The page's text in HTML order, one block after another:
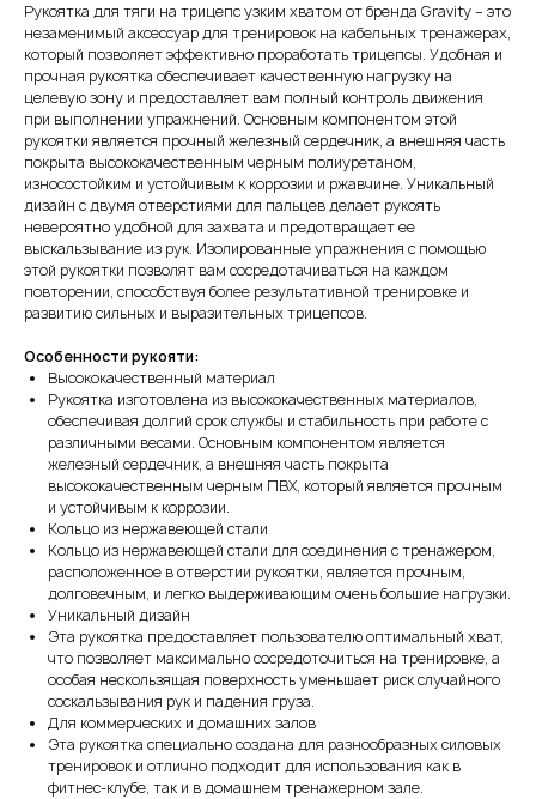
Рукоятка для тяги на трицепс узким хватом от бренда Gravity – это
незаменимый аксессуар для тренировок на кабельных тренажерах,
который позволяет эффективно проработать трицепсы. Удобная и
прочная рукоятка обеспечивает качественную нагрузку на
целевую зону и предоставляет вам полный контроль движения
при выполнении упражнений. Основным компонентом этой
рукоятки является прочный железный сердечник, а внешняя часть
покрыта высококачественным черным полиуретаном,
износостойким и устойчивым к коррозии и ржавчине. Уникальный
дизайн с двумя отверстиями для пальцев делает рукоять
невероятно удобной для захвата и предотвращает ее
выскальзывание из рук. Изолированные упражнения с помощью
этой рукоятки позволят вам сосредотачиваться на каждом
повторении, способствуя более результативной тренировке и
развитию сильных и выразительных трицепсов.
Особенности рукояти:
Высококачественный материал
Рукоятка изготовлена из высококачественных материалов,
обеспечивая долгий срок службы и стабильность при работе с
различными весами. Основным компонентом является
железный сердечник, а внешняя часть покрыта
высококачественным черным ПВХ, который является прочным
и устойчивым к коррозии.
Кольцо из нержавеющей стали
Кольцо из нержавеющей стали для соединения с тренажером,
расположенное в отверстии рукоятки, является прочным,
долговечным, и легко выдерживающим очень большие нагрузки.
Уникальный дизайн
Эта рукоятка предоставляет пользователю оптимальный хват,
что позволяет максимально сосредоточиться на тренировке, а
особая нескользящая поверхность уменьшает риск случайного
соскальзывания рук и падения груза.
Для коммерческих и домашних залов
Эта рукоятка специально создана для разнообразных силовых
тренировок и отлично подходит для использования как в
фитнес-клубе, так и в домашнем тренажерном зале.